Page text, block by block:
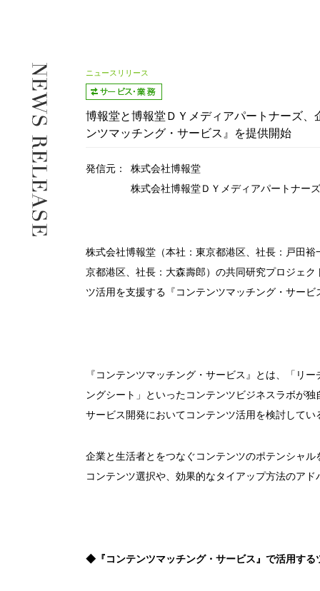
ニュースリリース
博報堂と博報堂ＤＹメディアパートナーズ
ンツマッチング・サービス』を提供開始
発信元：
株式会社博報堂
株式会社博報堂ＤＹメディアパートナーズ
株式会社博報堂（本社：東京都港区、社長：戸田
京都港区、社長：大森壽郎）の共同研究プロジェ
ツ活用を支援する『コンテンツマッチング・サー
『コンテンツマッチング・サービス』とは、「リ
ングシート」といったコンテンツビジネスラボが
サービス開発においてコンテンツ活用を検討して
企業と生活者とをつなぐコンテンツのポテンシャ
コンテンツ選択や、効果的なタイアップ方法のア
◆『コンテンツマッチング・サービス』で活用する